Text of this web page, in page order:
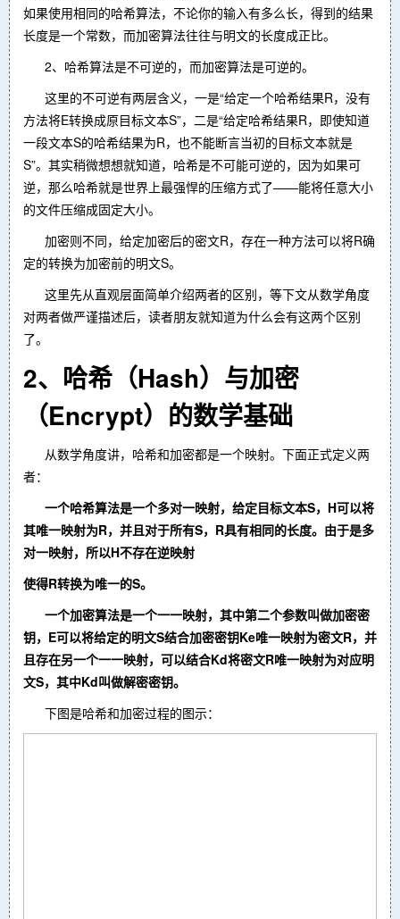
如果使用相同的哈希算法，不论你的输入有多么长，得到的结果
长度是一个常数，而加密算法往往与明文的长度成正比。
2、哈希算法是不可逆的，而加密算法是可逆的。
这里的不可逆有两层含义，一是“给定一个哈希结果R，没有
方法将E转换成原目标文本S”，二是“给定哈希结果R，即使知道
一段文本S的哈希结果为R，也不能断言当初的目标文本就是
S”。其实稍微想想就知道，哈希是不可能可逆的，因为如果可
逆，那么哈希就是世界上最强悍的压缩方式了——能将任意大小
的文件压缩成固定大小。
加密则不同，给定加密后的密文R，存在一种方法可以将R确
定的转换为加密前的明文S。
这里先从直观层面简单介绍两者的区别，等下文从数学角度
对两者做严谨描述后，读者朋友就知道为什么会有这两个区别
了。
2、哈希（Hash）与加密
（Encrypt）的数学基础
从数学角度讲，哈希和加密都是一个映射。下面正式定义两
者：
一个哈希算法是一个多对一映射，给定目标文本S，H可以将
其唯一映射为R，并且对于所有S，R具有相同的长度。由于是多
对一映射，所以H不存在逆映射
使得R转换为唯一的S。
一个加密算法是一个一一映射，其中第二个参数叫做加密密
钥，E可以将给定的明文S结合加密密钥Ke唯一映射为密文R，并
且存在另一个一一映射，可以结合Kd将密文R唯一映射为对应明
文S，其中Kd叫做解密密钥。
下图是哈希和加密过程的图示：